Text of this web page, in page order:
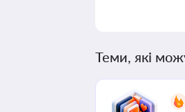
Теми, які